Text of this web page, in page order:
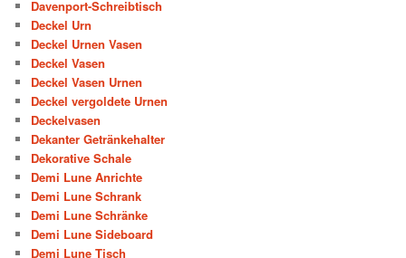
Davenport-Schreibtisch
Deckel Urn
Deckel Urnen Vasen
Deckel Vasen
Deckel Vasen Urnen
Deckel vergoldete Urnen
Deckelvasen
Dekanter Getränkehalter
Dekorative Schale
Demi Lune Anrichte
Demi Lune Schrank
Demi Lune Schränke
Demi Lune Sideboard
Demi Lune Tisch